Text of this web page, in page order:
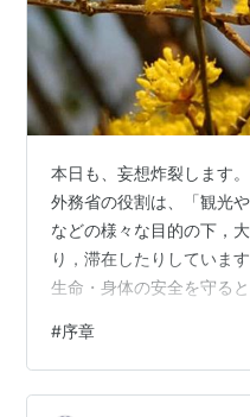
本日も、妄想炸裂します
外務省の役割は、「観光
などの様々な目的の下，
り，滞在したりしていま
生命・身体の安全を守る
極的に支援しています。
良く指摘される部分は、
活動・・・積極的に支援
#序章